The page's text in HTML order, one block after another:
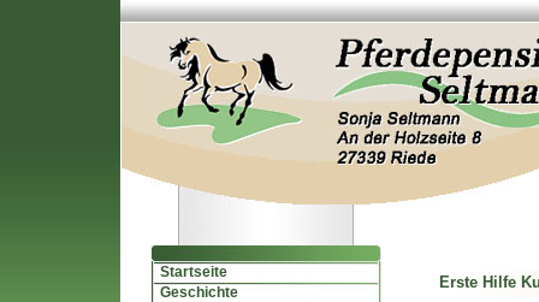
Startseite
Geschichte
Erste Hilfe